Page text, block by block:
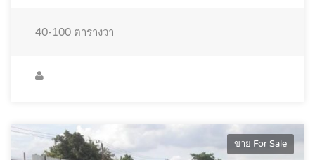
40-100 ตารางวา
ขาย For Sale